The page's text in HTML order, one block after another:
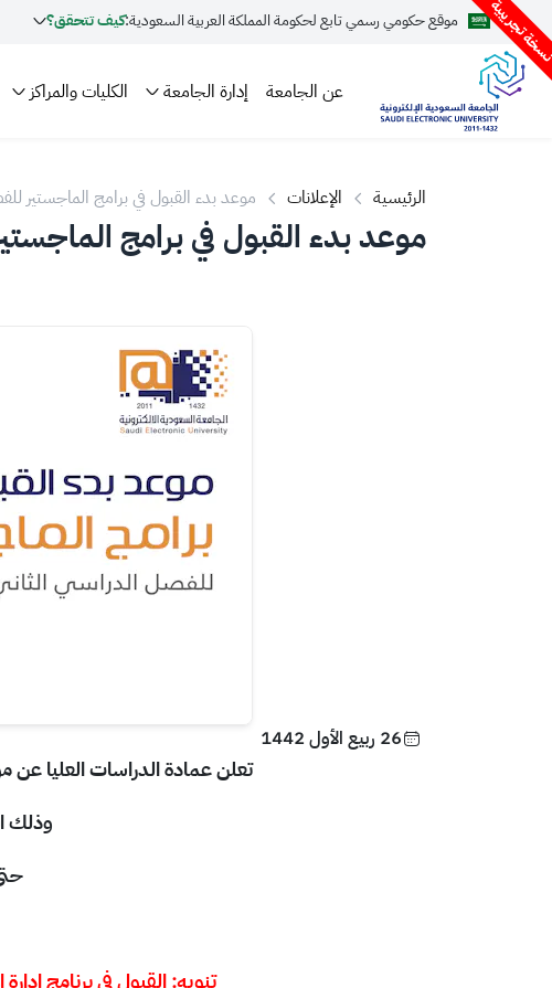
تجريبية موقع حكومي رسمي تابع لحكومة المملكة العربية السعودية:كيف تتحقق؟
عن الجامعة إدارة الجامعة الكليات والمراكز
الرئيسية الإعلانات
موعد بدء القبول في برامج الماجستير
1442هـ
موعد بدء القبول في برامج الماجستير
26 ربيع الأول 1442
تعلن عمادة الدراسات العليا عن
وذلك
حتى
تنويه: القبول في برنامج